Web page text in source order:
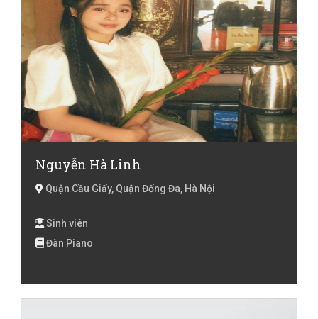
Nguyễn Hà Linh
Quận Cầu Giấy, Quận Đống Đa, Hà Nội
Sinh viên
Đàn Piano